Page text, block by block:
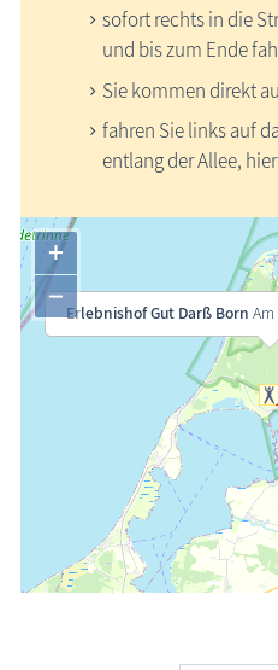
sofort rechts in die
und bis zum Ende
Sie kommen direkt
fahren Sie links auf
entlang der Allee,
Erlebnishof Gut Darß Born
+
−